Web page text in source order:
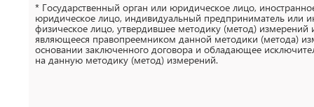
* Государственный орган или юридическое лицо,
юридическое лицо, индивидуальный предприниматель или
физическое лицо, утвердившее методику (метод) измерений
являющееся правопреемником данной методики (метода)
основании заключенного договора и обладающее
на данную методику (метод) измерений.